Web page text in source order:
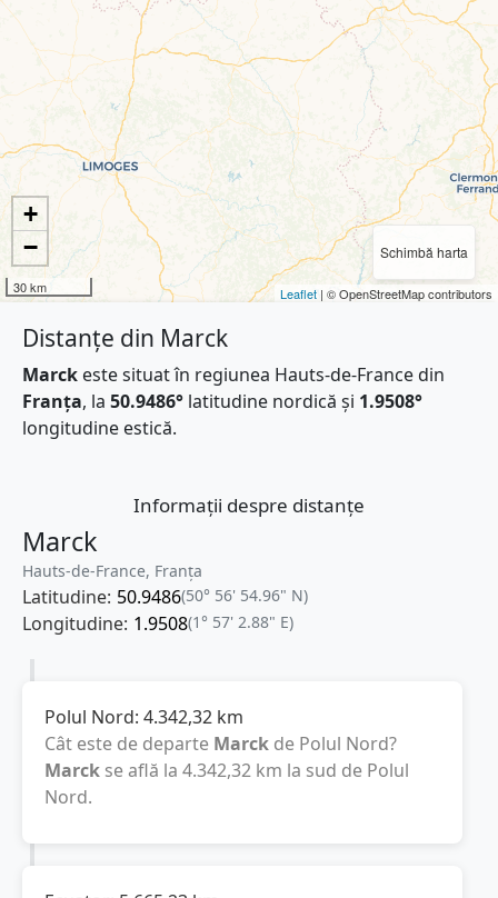
Schimbă harta
+
−
30 km Leaflet | © OpenStreetMap contributors
Distanțe din Marck
Marck este situat în regiunea Hauts-de-France din
Franţa, la 50.9486° latitudine nordică și 1.9508°
longitudine estică.
Informații despre distanțe
Marck
Hauts-de-France, Franţa
Latitudine: 50.9486(50° 56' 54.96" N)
Longitudine: 1.9508(1° 57' 2.88" E)
Polul Nord: 4.342,32 km
Cât este de departe Marck de Polul Nord?
Marck se află la 4.342,32 km la sud de Polul
Nord.